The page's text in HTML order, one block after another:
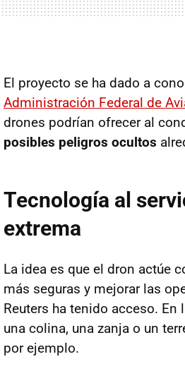
El proyecto se ha dado a
Administración Federal de
drones podrían ofrecer al
posibles peligros ocultos
Tecnología al
extrema
La idea es que el dron actúe
más seguras y mejorar las
Reuters ha tenido acceso.
una colina, una zanja o un
por ejemplo.